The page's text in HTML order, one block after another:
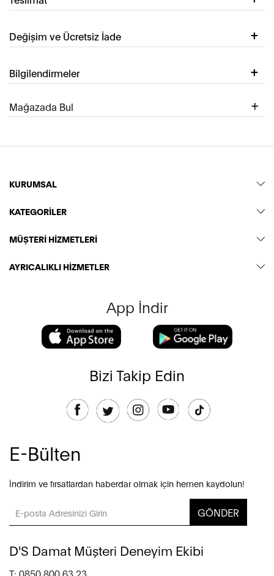
Değişim ve Ücretsiz İade
Bilgilendirmeler
Mağazada Bul
KURUMSAL
KATEGORİLER
MÜŞTERİ HİZMETLERİ
AYRICALIKLI HİZMETLER
App İndir
Bizi Takip Edin
E-Bülten
İndirim ve fırsatlardan haberdar olmak için hemen kaydolun!
GÖNDER
D'S Damat Müşteri Deneyim Ekibi
T: 0850 800 63 23